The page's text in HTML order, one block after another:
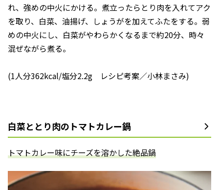
れ、強めの中火にかける。煮立ったらとり肉を入れてアク
を取り、白菜、油揚げ、しょうがを加えてふたをする。弱
めの中火にし、白菜がやわらかくなるまで約20分、時々
混ぜながら煮る。
(1人分362kcal/塩分2.2g レシピ考案／小林まさみ)
白菜ととり肉のトマトカレー鍋
トマトカレー味にチーズを溶かした絶品鍋